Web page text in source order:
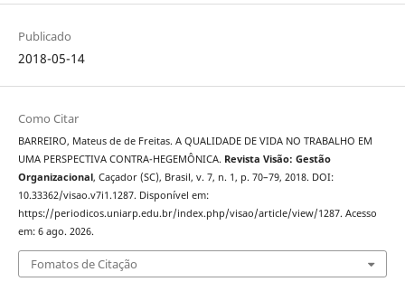
Publicado
2018-05-14
Como Citar
BARREIRO, Mateus de de Freitas. A QUALIDADE DE VIDA NO TRABALHO EM
UMA PERSPECTIVA CONTRA-HEGEMÔNICA. Revista Visão: Gestão
Organizacional, Caçador (SC), Brasil, v. 7, n. 1, p. 70–79, 2018. DOI:
10.33362/visao.v7i1.1287. Disponível em:
https://periodicos.uniarp.edu.br/index.php/visao/article/view/1287. Acesso
em: 6 ago. 2026.
Fomatos de Citação